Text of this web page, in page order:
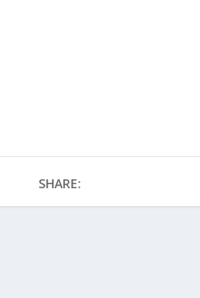
SHARE: